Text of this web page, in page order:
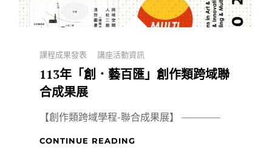
Categories
課程成果發表 講座活動資訊
113年「創．藝百匯」創作類跨域聯
合成果展
【創作類跨域學程-聯合成果展】 ————
CONTINUE READING